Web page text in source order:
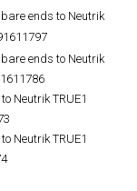
bare ends to Neutrik
bare ends to Neutrik
Neutrik TRUE1
Neutrik TRUE1